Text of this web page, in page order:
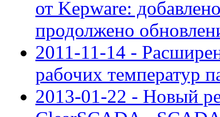
от Kepware:
продолжено
2011-11-14 -
рабочих температур
2013-01-22 - Новый